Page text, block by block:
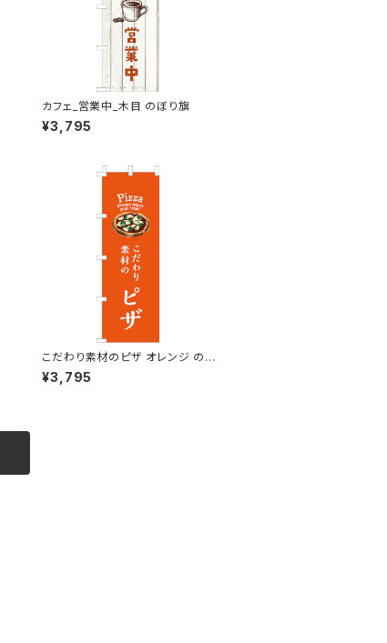
カフェ_営業中_木目 のぼり旗
¥3,795
こだわり素材のピザ オレンジ のぼ
り旗
¥3,795